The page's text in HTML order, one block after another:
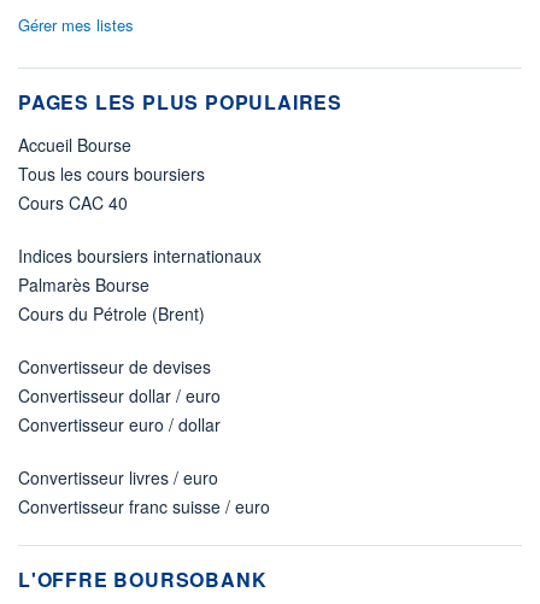
Gérer mes listes
PAGES LES PLUS POPULAIRES
Accueil Bourse
Tous les cours boursiers
Cours CAC 40
Indices boursiers internationaux
Palmarès Bourse
Cours du Pétrole (Brent)
Convertisseur de devises
Convertisseur dollar / euro
Convertisseur euro / dollar
Convertisseur livres / euro
Convertisseur franc suisse / euro
L'OFFRE BOURSOBANK